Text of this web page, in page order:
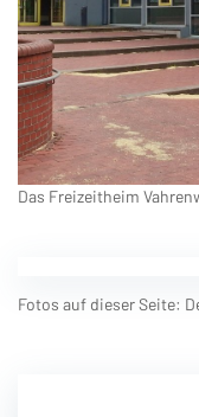
Das Freizeitheim
Fotos auf dieser Seite: